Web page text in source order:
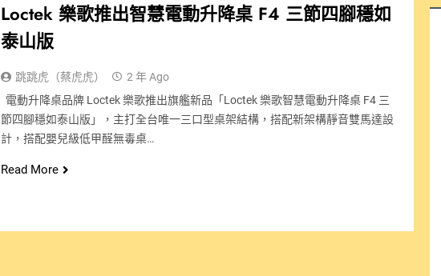
Loctek 樂歌推出智慧電動升降桌 F4 三節四腳穩如
泰山版
跳跳虎（蔡虎虎）
2 年 Ago
電動升降桌品牌 Loctek 樂歌推出旗艦新品「Loctek 樂歌智慧電動升降桌 F4 三
節四腳穩如泰山版」，主打全台唯一三口型桌架結構，搭配新架構靜音雙馬達設
計，搭配嬰兒級低甲醛無毒桌…
Read More